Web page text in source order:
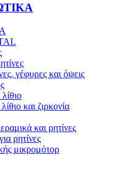
γέφυρες και όψεις
και ζιρκονία
και ρητίνες
ρητίνες
μικρομότορ